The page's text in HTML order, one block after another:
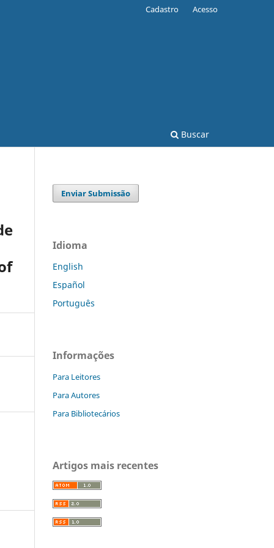
Buscar
Cadastro Acesso
Enviar Submissão
Idioma
English
Español
Português
Informações
Para Leitores
Para Autores
Para Bibliotecários
Artigos mais recentes